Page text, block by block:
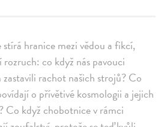
hranice mezi vědou a fikcí,
co když nás pavouci
rachot našich strojů? Co
o přívětivé kosmologii a jejich
Co když chobotnice v rámci